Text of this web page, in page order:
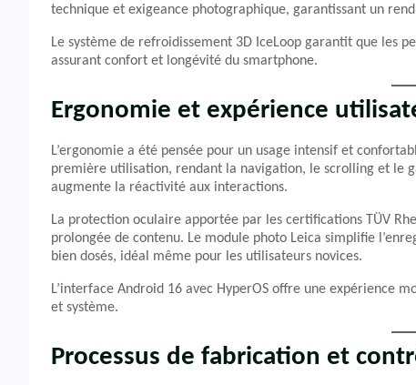
technique et exigeance photographique, garantissant un
Le système de refroidissement 3D IceLoop garantit que les
assurant confort et longévité du smartphone.
Ergonomie et expérience
L’ergonomie a été pensée pour un usage intensif et
première utilisation, rendant la navigation, le scrolling et le
augmente la réactivité aux interactions.
La protection oculaire apportée par les certifications TÜV
prolongée de contenu. Le module photo Leica simplifie
bien dosés, idéal même pour les utilisateurs novices.
L’interface Android 16 avec HyperOS offre une expérience
et système.
Processus de fabrication et